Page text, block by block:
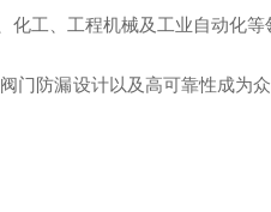
工、工程机械及工业自动化等
门防漏设计以及高可靠性成为